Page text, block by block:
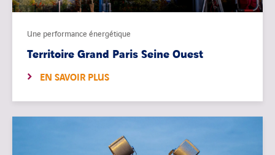
Une performance énergétique
Territoire Grand Paris Seine Ouest
EN SAVOIR PLUS